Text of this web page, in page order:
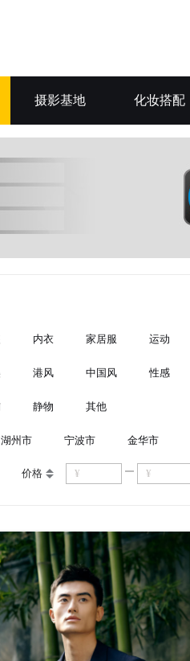
摄影基地 化妆搭配
内衣 家居服 运动
港风 中国风 性感
静物 其他
湖州市 宁波市 金华市
价格